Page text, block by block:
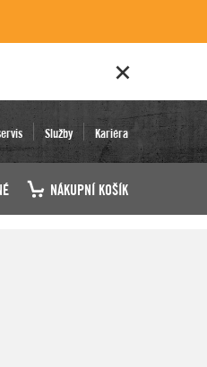
Služby Kariéra
NÁKUPNÍ KOŠÍK